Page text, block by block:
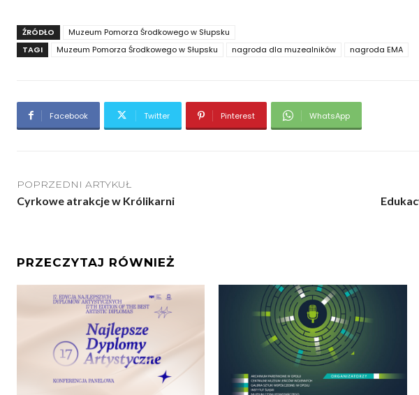
ŹRÓDŁO
Muzeum Pomorza Środkowego w Słupsku
TAGI
Muzeum Pomorza Środkowego w Słupsku nagroda dla muzealników nagroda EMA
Facebook Twitter Pinterest WhatsApp
POPRZEDNI ARTYKUŁ
Cyrkowe atrakcje w Królikarni
PRZECZYTAJ RÓWNIEŻ